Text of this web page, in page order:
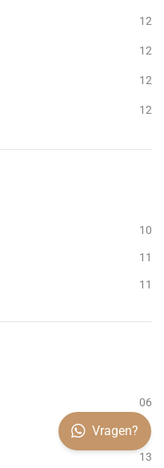
12
12
12
12
10
11
11
06
11
13
Vragen?